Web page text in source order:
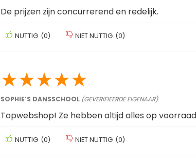
De prijzen zijn concurrerend en redelijk.
NUTTIG (0) NIET NUTTIG (0)
★★★★★
SOPHIE’S DANSSCHOOL (GEVERIFIEERDE EIGENAAR)
Topwebshop! Ze hebben altijd alles op
NUTTIG (0) NIET NUTTIG (0)